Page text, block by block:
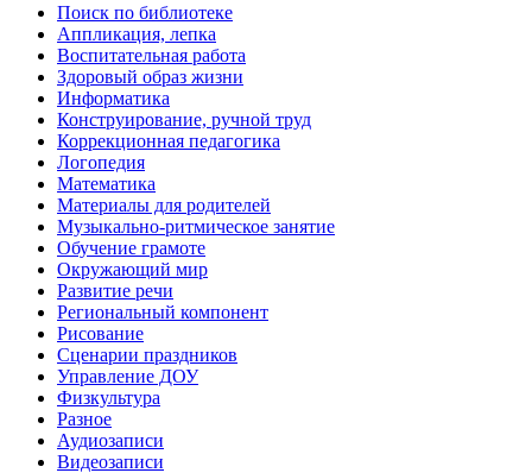
Поиск по библиотеке
Аппликация, лепка
Воспитательная работа
Здоровый образ жизни
Информатика
Конструирование, ручной труд
Коррекционная педагогика
Логопедия
Математика
Материалы для родителей
Музыкально-ритмическое занятие
Обучение грамоте
Окружающий мир
Развитие речи
Региональный компонент
Рисование
Сценарии праздников
Управление ДОУ
Физкультура
Разное
Аудиозаписи
Видеозаписи